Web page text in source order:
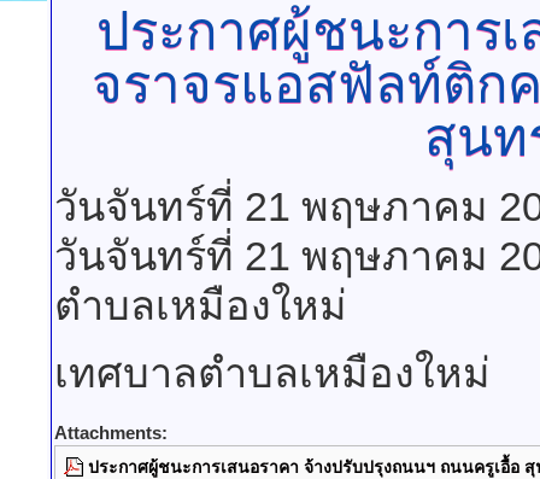
ประกาศผู้ชนะการ
จราจรแอสฟัลท์ติก
สุน
วันจันทร์ที่ 21 พฤษภาคม
วันจันทร์ที่ 21 พฤษภาคม
ตำบลเหมืองใหม่
เทศบาลตำบลเหมืองใหม่
Attachments:
ประกาศผู้ชนะการเสนอราคา จ้างปรับปรุงถนนฯ ถนนครูเอื้อ